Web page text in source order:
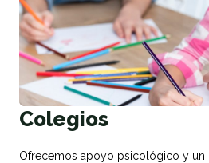
Colegios
Ofrecemos apoyo psicológico y